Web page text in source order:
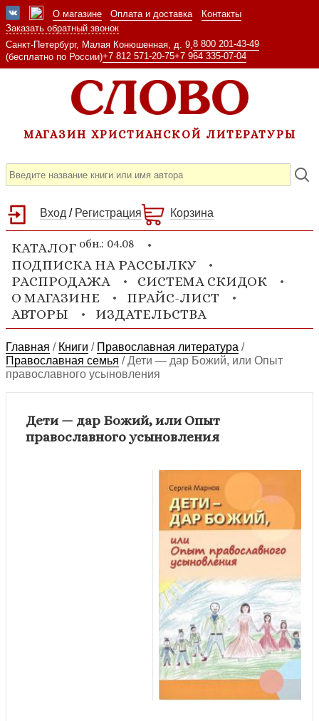
О магазине Оплата и доставка
Контакты
Заказать обратный звонок
Санкт-Петербург, Малая Конюшенная, д. 9, 8 800 201-43-49
(бесплатно по России)+7 812 571-20-75+7 964 335-07-04
МАГАЗИН ХРИСТИАНСКОЙ ЛИТЕРАТУРЫ
Вход / Регистрация Корзина
КАТАЛОГ обн.: 04.08
ПОДПИСКА НА РАССЫЛКУ
РАСПРОДАЖА
СИСТЕМА СКИДОК
О МАГАЗИНЕ
ПРАЙС-ЛИСТ
АВТОРЫ
ИЗДАТЕЛЬСТВА
Главная / Книги / Православная литература /
Православная семья /Дети — дар Божий, или Опыт
православного усыновления
Дети — дар Божий, или Опыт
православного усыновления